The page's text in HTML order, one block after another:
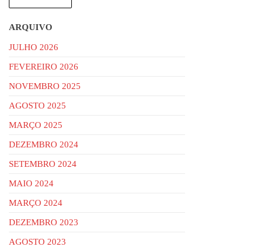
ARQUIVO
JULHO 2026
FEVEREIRO 2026
NOVEMBRO 2025
AGOSTO 2025
MARÇO 2025
DEZEMBRO 2024
SETEMBRO 2024
MAIO 2024
MARÇO 2024
DEZEMBRO 2023
AGOSTO 2023